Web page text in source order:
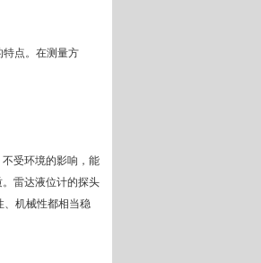
点。在测量方
受环境的影响，能
雷达液位计的探头
机械性都相当稳